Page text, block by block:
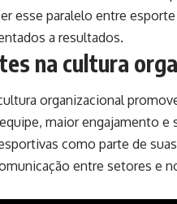
esse paralelo entre
a resultados.
na cultura
organizacional
maior engajamento e
como parte de
entre setores e